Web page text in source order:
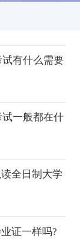
有什么需要
一般都在什
全日制大学
证一样吗?